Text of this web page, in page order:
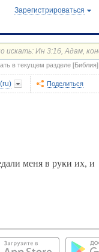
Зарегистрироваться
в текущем разделе [Библия]
Поделиться
меня в руки их, и